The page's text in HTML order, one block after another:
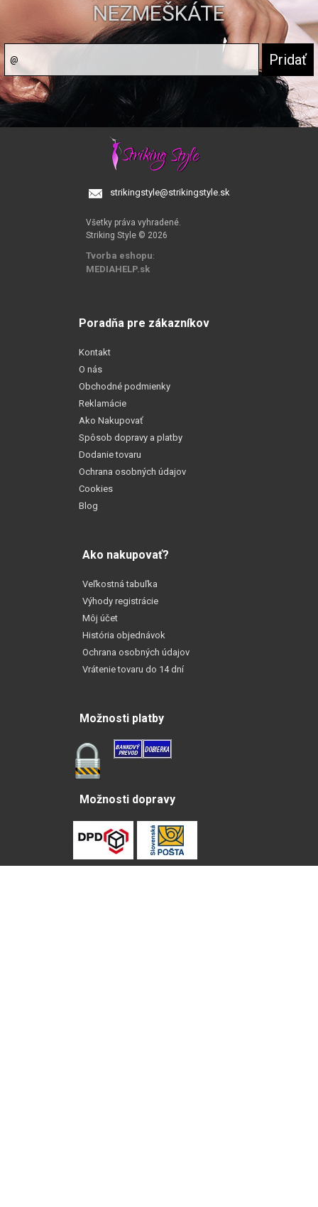
NEZMEŠKÁTE
strikingstyle@strikingstyle.sk
Všetky práva vyhradené.
Striking Style © 2026
Tvorba eshopu:
MEDIAHELP.sk
Poradňa pre zákazníkov
Kontakt
O nás
Obchodné podmienky
Reklamácie
Ako Nakupovať
Spôsob dopravy a platby
Dodanie tovaru
Ochrana osobných údajov
Cookies
Blog
Ako nakupovať?
Veľkostná tabuľka
Výhody registrácie
Môj účet
História objednávok
Ochrana osobných údajov
Vrátenie tovaru do 14 dní
Možnosti platby
Možnosti dopravy